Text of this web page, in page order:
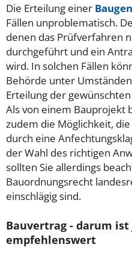
Die Erteilung einer
Fällen unproblematisch.
denen das Prüfverfahren
durchgeführt und ein
wird. In solchen Fällen
Behörde unter
Erteilung der
Als von einem
zudem die Möglichkeit,
durch eine
der Wahl des richtigen
sollten Sie allerdings
Bauordnungsrecht
einschlägig sind.
Bauvertrag - darum
empfehlenswert